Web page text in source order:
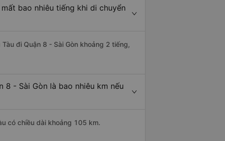
bao nhiêu tiếng khi di chuyển
đi Quận 8 - Sài Gòn khoảng 2 tiếng,
8 - Sài Gòn là bao nhiêu km nếu
có chiều dài khoảng 105 km.